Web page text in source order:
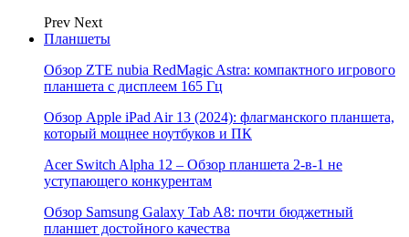
Prev Next
Планшеты
Обзор ZTE nubia RedMagic Astra: компактного игрового
планшета с дисплеем 165 Гц
Обзор Apple iPad Air 13 (2024): флагманского планшета,
который мощнее ноутбуков и ПК
Acer Switch Alpha 12 – Обзор планшета 2-в-1 не
уступающего конкурентам
Обзор Samsung Galaxy Tab A8: почти бюджетный
планшет достойного качества